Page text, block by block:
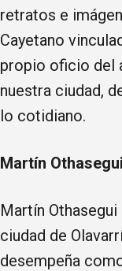
retratos e
Cayetano
propio oficio del
nuestra ciudad,
lo cotidiano.
Martín Othasegui
Martín
ciudad de
desempeña